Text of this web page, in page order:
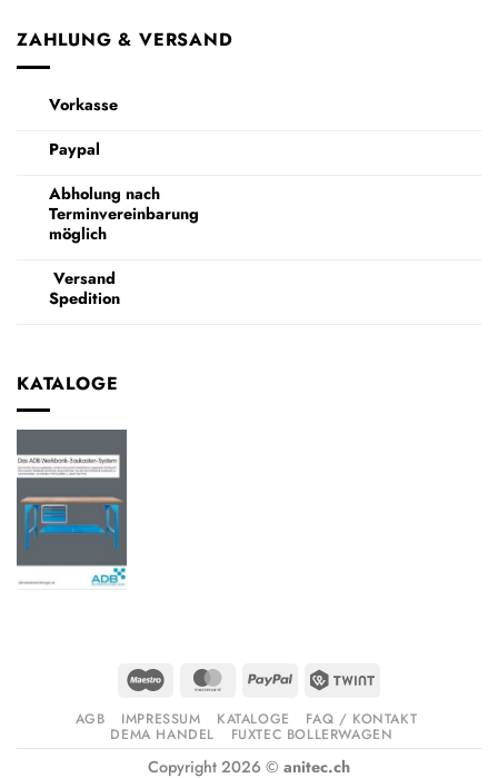
ZAHLUNG & VERSAND
Vorkasse
Paypal
Abholung nach
Terminvereinbarung
möglich
Versand
Spedition
KATALOGE
Maestro MasterCardPayPal Twint
AGB IMPRESSUM KATALOGE FAQ / KONTAKT
DEMA HANDEL FUXTEC BOLLERWAGEN
Copyright 2026 © anitec.ch